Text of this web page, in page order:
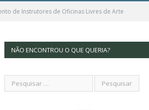
de Instrutores de Oficinas Livres de Arte
NÃO ENCONTROU O QUE QUERIA?